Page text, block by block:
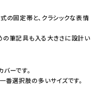
の固定帯と、クラシックな表情
の筆記具も入る大きさに設計い
ーです。
番選択肢の多いサイズです。